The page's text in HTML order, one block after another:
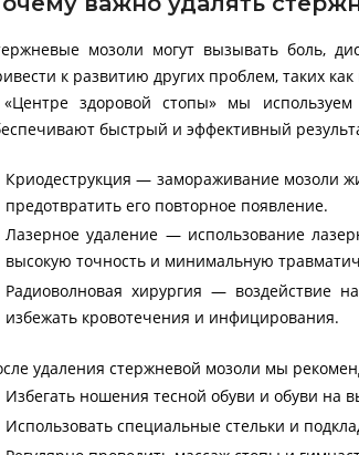
мозоли могут вызывать боль,
к развитию других проблем, таких
здоровой стопы» мы
быстрый и эффективный
Криодеструкция — замораживание мозоли
предотвратить его повторное появление.
Лазерное удаление — использование
высокую точность и минимальную
Радиоволновая хирургия — воздействие
избежать кровотечения и инфицирования.
удаления стержневой мозоли мы
Избегать ношения тесной обуви и обуви на
Использовать специальные стельки и